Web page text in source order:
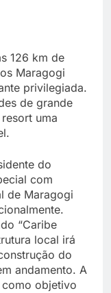
126 km de
Maragogi
privilegiada.
de grande
uma
do
com
de Maragogi
“Caribe
local irá
do
andamento. A
objetivo